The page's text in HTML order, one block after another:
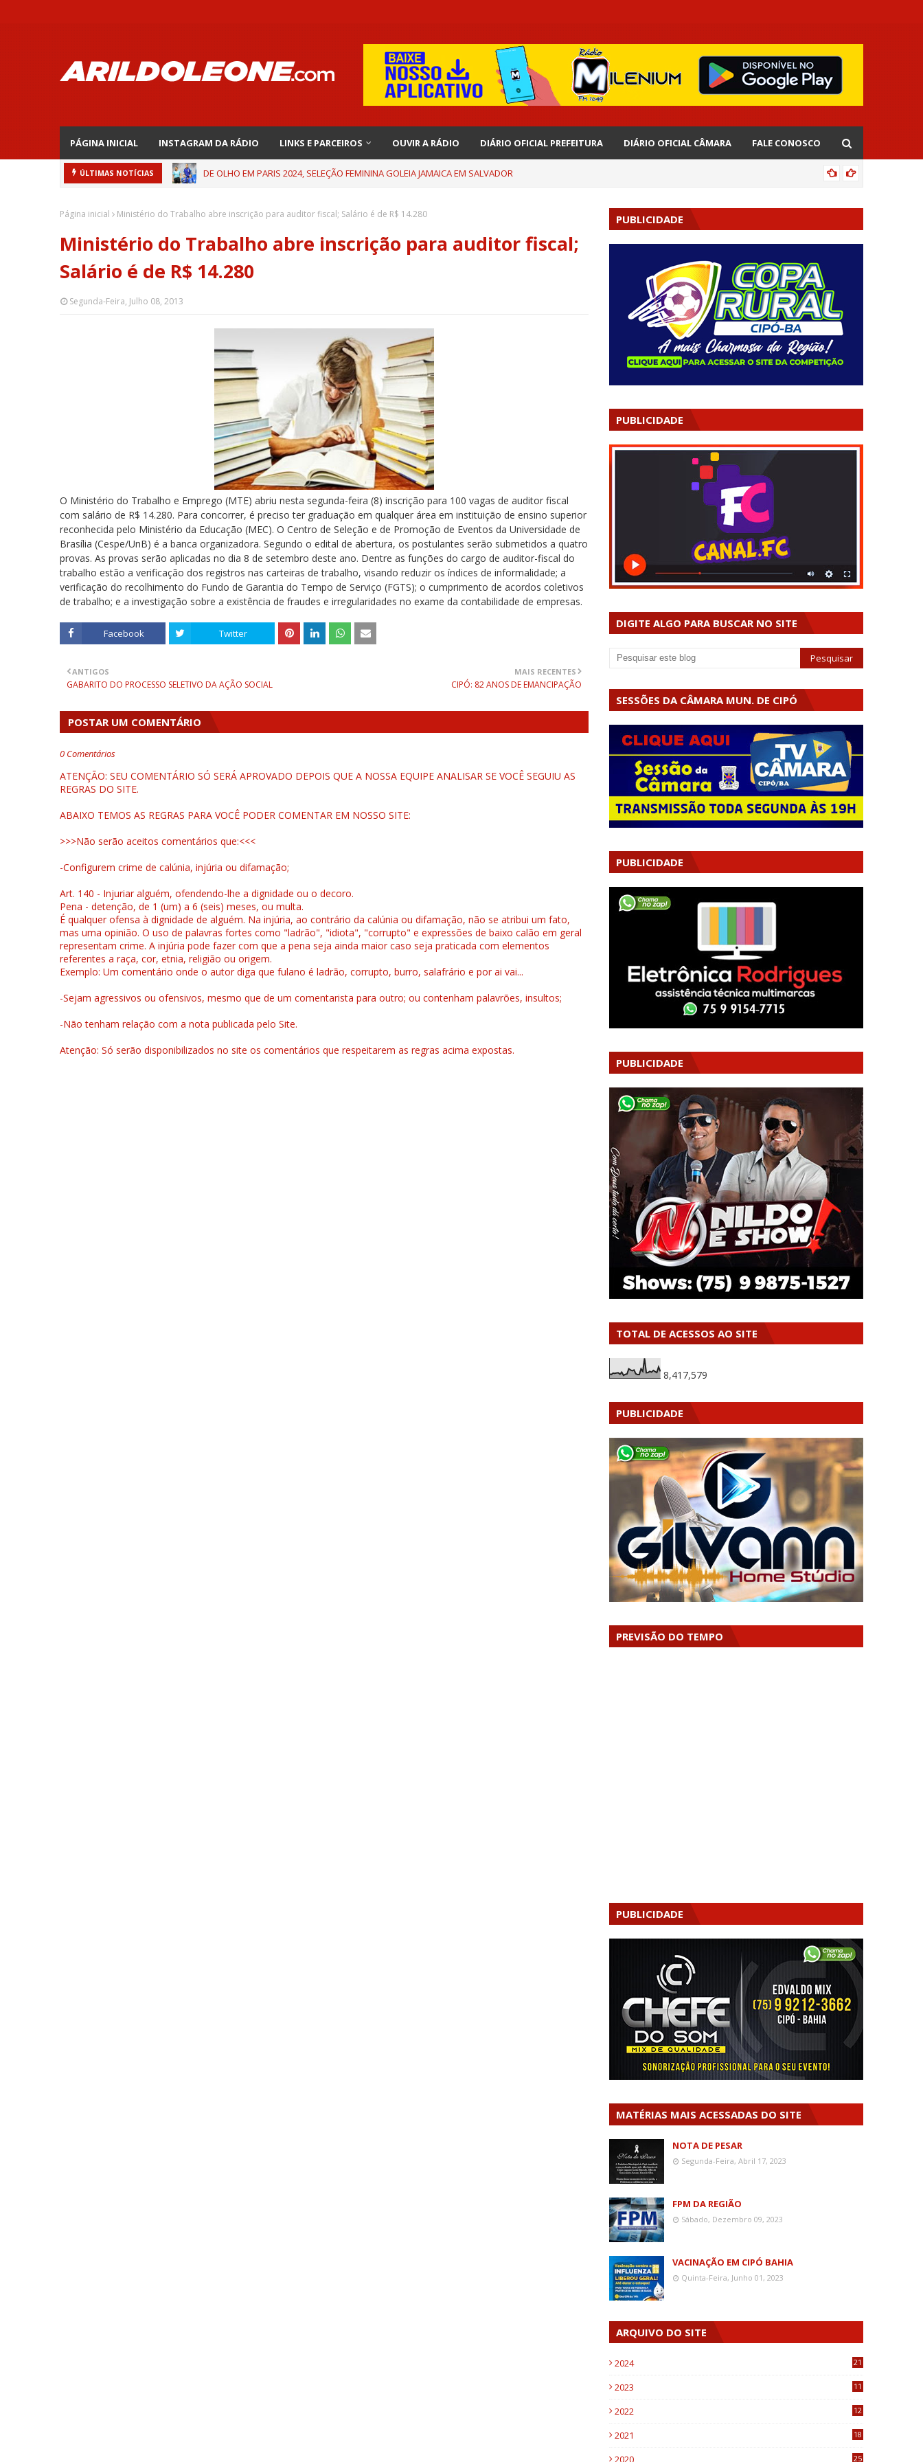
PÁGINA INICIAL INSTAGRAM DA RÁDIO LINKS E PARCEIROS OUVIR A RÁDIO DIÁRIO OFICIAL PREFEITURA DIÁRIO OFICIAL CÂMARA FALE CONOSCO
ÚLTIMAS NOTÍCIAS DE OLHO EM PARIS 2024, SELEÇÃO FEMININA GOLEIA JAMAICA EM SALVADOR
Página inicial Ministério do Trabalho abre inscrição para auditor fiscal; Salário é de R$ 14.280
Ministério do Trabalho abre inscrição para auditor fiscal;
Salário é de R$ 14.280
Segunda-Feira, Julho 08, 2013
O Ministério do Trabalho e Emprego (MTE) abriu nesta segunda-feira (8) inscrição para 100 vagas de auditor fiscal
com salário de R$ 14.280. Para concorrer, é preciso ter graduação em qualquer área em instituição de ensino superior
reconhecida pelo Ministério da Educação (MEC). O Centro de Seleção e de Promoção de Eventos da Universidade de
Brasília (Cespe/UnB) é a banca organizadora. Segundo o edital de abertura, os postulantes serão submetidos a quatro
provas. As provas serão aplicadas no dia 8 de setembro deste ano. Dentre as funções do cargo de auditor-fiscal do
trabalho estão a verificação dos registros nas carteiras de trabalho, visando reduzir os índices de informalidade; a
verificação do recolhimento do Fundo de Garantia do Tempo de Serviço (FGTS); o cumprimento de acordos coletivos
de trabalho; e a investigação sobre a existência de fraudes e irregularidades no exame da contabilidade de empresas.
Facebook Twitter
MAIS RECENTES
CIPÓ: 82 ANOS DE EMANCIPAÇÃO
ANTIGOS
GABARITO DO PROCESSO SELETIVO DA AÇÃO SOCIAL
POSTAR UM COMENTÁRIO
0 Comentários
ATENÇÃO: SEU COMENTÁRIO SÓ SERÁ APROVADO DEPOIS QUE A NOSSA EQUIPE ANALISAR SE VOCÊ SEGUIU AS
REGRAS DO SITE.
ABAIXO TEMOS AS REGRAS PARA VOCÊ PODER COMENTAR EM NOSSO SITE:
>>>Não serão aceitos comentários que:<<<
-Configurem crime de calúnia, injúria ou difamação;
Art. 140 - Injuriar alguém, ofendendo-lhe a dignidade ou o decoro.
Pena - detenção, de 1 (um) a 6 (seis) meses, ou multa.
É qualquer ofensa à dignidade de alguém. Na injúria, ao contrário da calúnia ou difamação, não se atribui um fato,
mas uma opinião. O uso de palavras fortes como "ladrão", "idiota", "corrupto" e expressões de baixo calão em geral
representam crime. A injúria pode fazer com que a pena seja ainda maior caso seja praticada com elementos
referentes a raça, cor, etnia, religião ou origem.
Exemplo: Um comentário onde o autor diga que fulano é ladrão, corrupto, burro, salafrário e por ai vai...
-Sejam agressivos ou ofensivos, mesmo que de um comentarista para outro; ou contenham palavrões, insultos;
-Não tenham relação com a nota publicada pelo Site.
Atenção: Só serão disponibilizados no site os comentários que respeitarem as regras acima expostas.
PUBLICIDADE
PUBLICIDADE
DIGITE ALGO PARA BUSCAR NO SITE
SESSÕES DA CÂMARA MUN. DE CIPÓ
PUBLICIDADE
PUBLICIDADE
TOTAL DE ACESSOS AO SITE
8,417,579
PUBLICIDADE
PREVISÃO DO TEMPO
PUBLICIDADE
MATÉRIAS MAIS ACESSADAS DO SITE
NOTA DE PESAR
Segunda-Feira, Abril 17, 2023
FPM DA REGIÃO
Sábado, Dezembro 09, 2023
VACINAÇÃO EM CIPÓ BAHIA
Quinta-Feira, Junho 01, 2023
ARQUIVO DO SITE
2024 21
2023
11
2022
12
2021
18
2020 25